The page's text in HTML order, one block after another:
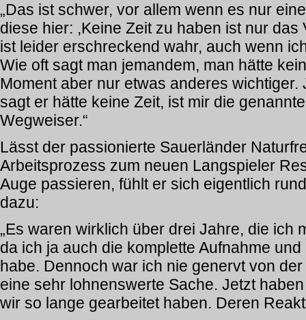
„Das ist schwer, vor allem wenn es nur
diese hier: ,Keine Zeit zu haben ist nur das
ist leider erschreckend wahr, auch wenn
Wie oft sagt man jemandem, man hätte
Moment aber nur etwas anderes
sagt er hätte keine Zeit, ist mir die
Wegweiser.“
Lässt der passionierte Sauerländer
Arbeitsprozess zum neuen Langspieler
Auge passieren, fühlt er sich eigentlich
dazu:
„Es waren wirklich über drei Jahre, die ich
da ich ja auch die komplette Aufnahme
habe. Dennoch war ich nie genervt von
eine sehr lohnenswerte Sache. Jetzt
wir so lange gearbeitet haben. Deren